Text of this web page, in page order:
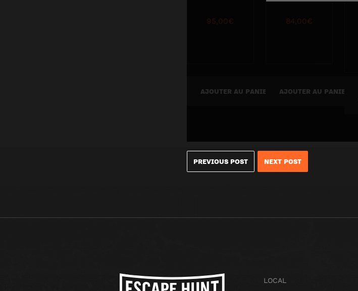
95,00€
AJOUTER AU PANIER
84,00€
AJOUTER AU PANIER
PREVIOUS POST NEXT POST
LOCAL